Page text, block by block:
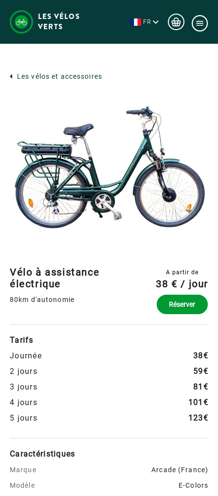
LES VÉLOS
VERTS
FR
Les vélos et accessoires
Vélo à assistance
électrique
80km d'autonomie
A partir de
38 € / jour
Réserver
Tarifs
Journée
38€
2 jours
59€
3 jours
81€
4 jours
101€
5 jours
123€
Caractéristiques
Marque
Arcade (France)
Modèle
E-Colors